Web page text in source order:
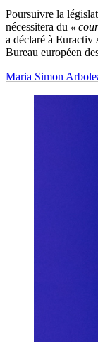
Poursuivre la
nécessitera du «
a déclaré à Euractiv
Bureau européen
Maria Simon